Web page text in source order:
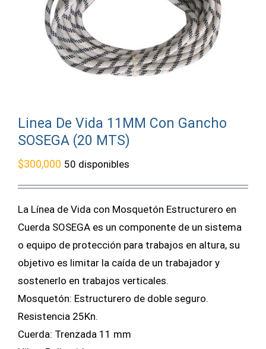
Linea De Vida 11MM Con Gancho
SOSEGA (20 MTS)
$300,000 50 disponibles
La Línea de Vida con Mosquetón Estructurero en
Cuerda SOSEGA es un componente de un sistema
o equipo de protección para trabajos en altura, su
objetivo es limitar la caída de un trabajador y
sostenerlo en trabajos verticales.
Mosquetón: Estructurero de doble seguro.
Resistencia 25Kn.
Cuerda: Trenzada 11 mm